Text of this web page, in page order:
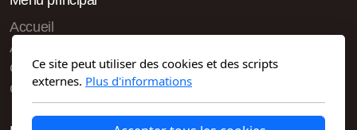
Accueil
À propos de
Contact
Galeries et stock
Ce site peut utiliser des cookies et des scripts
externes. Plus d'informations